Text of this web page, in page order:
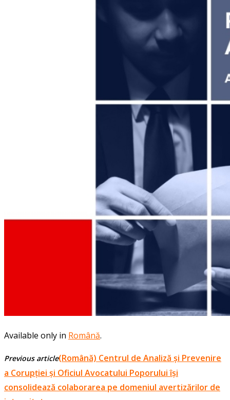
Available only in Română.
Previous article(Română) Centrul de Analiză și Prevenire
a Corupției și Oficiul Avocatului Poporului își
consolidează colaborarea pe domeniul avertizărilor de